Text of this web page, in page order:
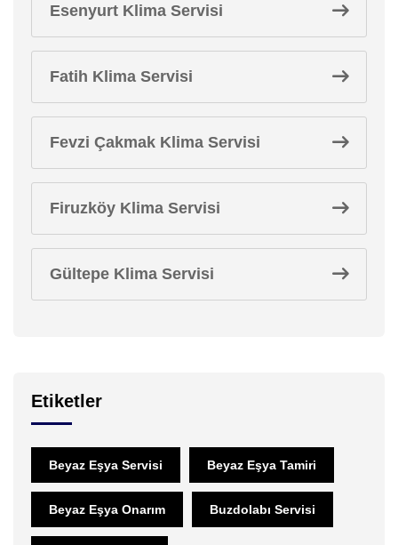
Esenyurt Klima Servisi
Fatih Klima Servisi
Fevzi Çakmak Klima Servisi
Firuzköy Klima Servisi
Gültepe Klima Servisi
Etiketler
Beyaz Eşya Servisi Beyaz Eşya Tamiri
Beyaz Eşya Onarım Buzdolabı Servisi